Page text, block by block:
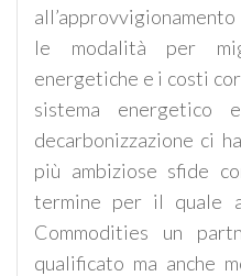
le modalità per
energetiche e i costi
sistema
decarbonizzazione ci
più ambiziose sfide
termine per il quale
Commodities un
qualificato ma anche